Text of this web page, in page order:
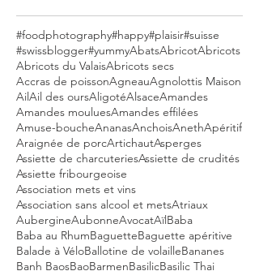
#foodphotography#happy#plaisir#suisse
#swissblogger#yummyAbatsAbricotAbricots
Abricots du ValaisAbricots secs
Accras de poissonAgneauAgnolottis Maison
AilAil des oursAligotéAlsaceAmandes
Amandes mouluesAmandes effilées
Amuse-boucheAnanasAnchoisAnethApéritif
Araignée de porcArtichautAsperges
Assiette de charcuteriesAssiette de crudités
Assiette fribourgeoise
Association mets et vins
Association sans alcool et metsAtriaux
AubergineAubonneAvocatAïlBaba
Baba au RhumBaguetteBaguette apéritive
Balade à VéloBallotine de volailleBananes
Banh BaosBaoBarmenBasilicBasilic Thai